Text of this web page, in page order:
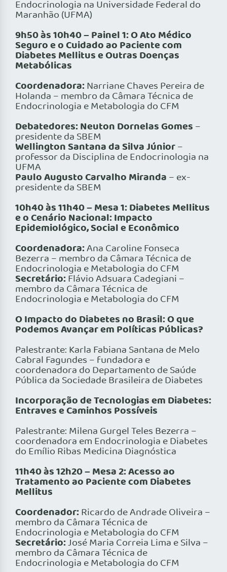
Endocrinologia na Universidade Federal do
Maranhão (UFMA)
9h50 às 10h40 – Painel 1: O Ato Médico
Seguro e o Cuidado ao Paciente com
Diabetes Mellitus e Outras Doenças
Metabólicas
Coordenadora:Narriane Chaves Pereira de
Holanda – membro da Câmara Técnica de
Endocrinologia e Metabologia do CFM
Debatedores: Neuton Dornelas Gomes –
presidente da SBEM
Wellington Santana da Silva Júnior–
professor da Disciplina de Endocrinologia na
UFMA
Paulo Augusto Carvalho Miranda – ex-
presidente da SBEM
10h40 às 11h40 – Mesa 1: Diabetes Mellitus
e o Cenário Nacional: Impacto
Epidemiológico, Social e Econômico
Coordenadora:Ana Caroline Fonseca
Bezerra – membro da Câmara Técnica de
Endocrinologia e Metabologia do CFM
Secretário:Flávio Adsuara Cadegiani –
membro da Câmara Técnica de
Endocrinologia e Metabologia do CFM
O Impacto do Diabetes no Brasil: O que
Podemos Avançar em Políticas Públicas?
Palestrante: Karla Fabiana Santana de Melo
Cabral Fagundes – fundadora e
coordenadora do Departamento de Saúde
Pública da Sociedade Brasileira de Diabetes
Incorporação de Tecnologias em Diabetes:
Entraves e Caminhos Possíveis
Palestrante: Milena Gurgel Teles Bezerra –
coordenadora em Endocrinologia e Diabetes
do Emílio Ribas Medicina Diagnóstica
11h40 às 12h20 – Mesa 2: Acesso ao
Tratamento ao Paciente com Diabetes
Mellitus
Coordenador:Ricardo de Andrade Oliveira –
membro da Câmara Técnica de
Endocrinologia e Metabologia do CFM
Secretário:José Maria Correia Lima e Silva –
membro da Câmara Técnica de
Endocrinologia e Metabologia do CFM